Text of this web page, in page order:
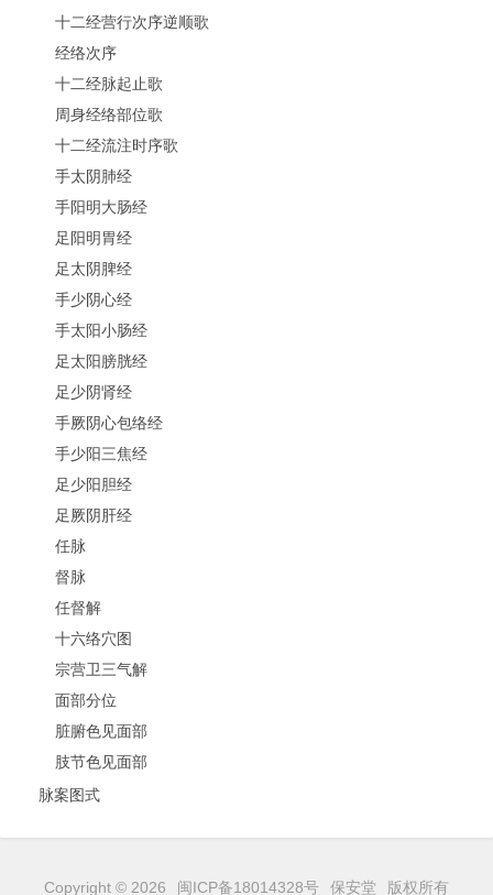
十二经营行次序逆顺歌
经络次序
十二经脉起止歌
周身经络部位歌
十二经流注时序歌
手太阴肺经
手阳明大肠经
足阳明胃经
足太阴脾经
手少阴心经
手太阳小肠经
足太阳膀胱经
足少阴肾经
手厥阴心包络经
手少阳三焦经
足少阳胆经
足厥阴肝经
任脉
督脉
任督解
十六络穴图
宗营卫三气解
面部分位
脏腑色见面部
肢节色见面部
脉案图式
Copyright © 2026 闽ICP备18014328号 保安堂 版权所有